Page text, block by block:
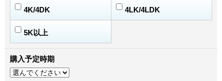
4K/4DK 4LK/4LDK
5K以上
購入予定時期